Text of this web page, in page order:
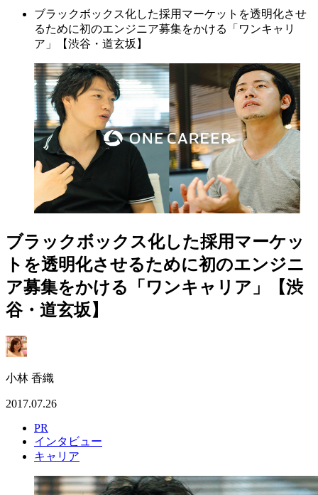
ブラックボックス化した採用マーケットを透明化させ
るために初のエンジニア募集をかける「ワンキャリ
ア」【渋谷・道玄坂】
ブラックボックス化した採用マーケッ
トを透明化させるために初のエンジニ
ア募集をかける「ワンキャリア」【渋
谷・道玄坂】
小林 香織
2017.07.26
PR
インタビュー
キャリア